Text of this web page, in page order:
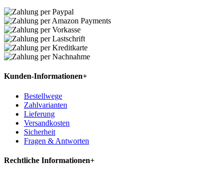
Kunden-Informationen+
Bestellwege
Zahlvarianten
Lieferung
Versandkosten
Sicherheit
Fragen & Antworten
Rechtliche Informationen+